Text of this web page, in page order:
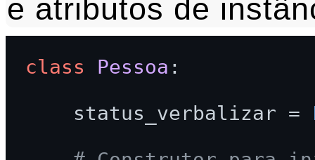
e atributos de
class Pessoa :
    status_verbalizar =